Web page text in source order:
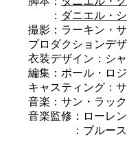
： ダニエル・
撮影：ラーキン・
プロダクションデ
衣装デザイン：シ
編集：ポール・ロ
キャスティング：
音楽：サン・ラッ
音楽監修：ローレ
：ブルース・